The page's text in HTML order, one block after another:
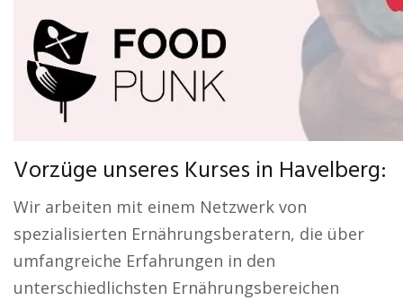
Vorzüge unseres Kurses in Havelberg:
Wir arbeiten mit einem Netzwerk von
spezialisierten Ernährungsberatern, die über
umfangreiche Erfahrungen in den
unterschiedlichsten Ernährungsbereichen